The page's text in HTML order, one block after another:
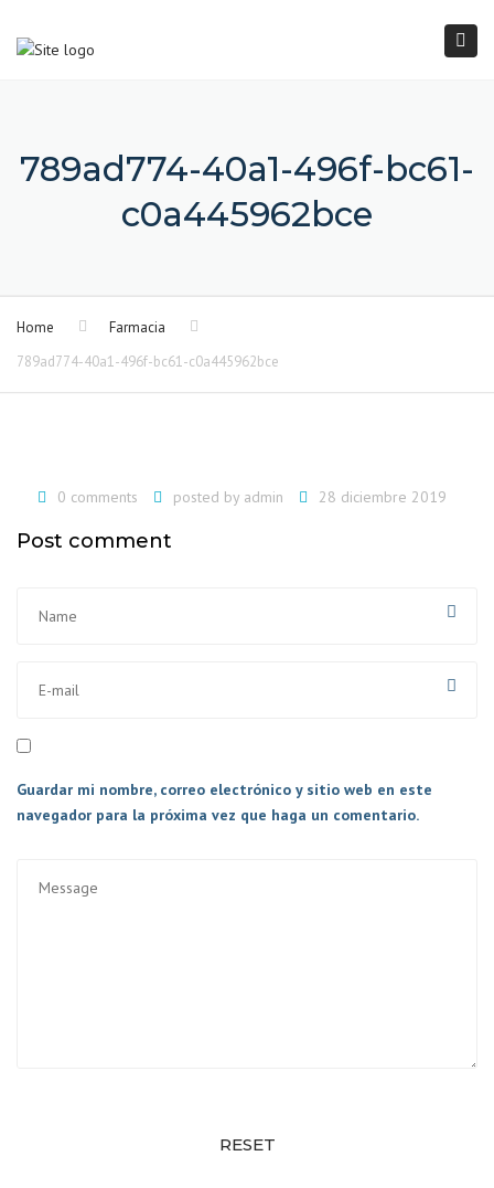
789ad774-40a1-496f-bc61-
c0a445962bce
Home
Farmacia
789ad774-40a1-496f-bc61-c0a445962bce
0 comments posted by admin 28 diciembre 2019
Post comment
Guardar mi nombre, correo electrónico y sitio web en este
navegador para la próxima vez que haga un comentario.
RESET